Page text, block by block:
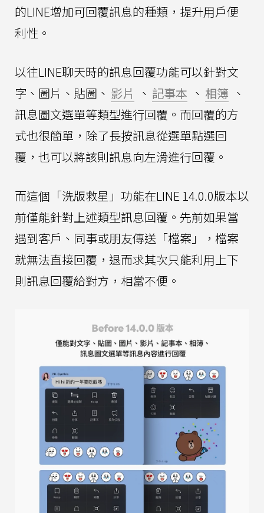
的LINE增加可回覆訊息的種類，提升用戶便
利性。
以往LINE聊天時的訊息回覆功能可以針對文
字、圖片、貼圖、 影片 、 記事本 、 相簿 、
訊息圖文選單等類型進行回覆。而回覆的方
式也很簡單，除了長按訊息從選單點選回
覆，也可以將該則訊息向左滑進行回覆。
而這個「洗版救星」功能在LINE 14.0.0版本以
前僅能針對上述類型訊息回覆。先前如果當
遇到客戶、同事或朋友傳送「檔案」，檔案
就無法直接回覆，退而求其次只能利用上下
則訊息回覆給對方，相當不便。